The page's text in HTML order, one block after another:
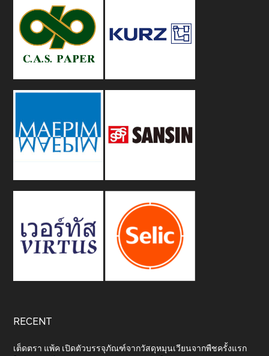
RECENT
เต็ดตรา แพ้ค เปิดตัวบรรจุภัณฑ์จากวัสดุหมุนเวียนจากพืชครั้งแรก